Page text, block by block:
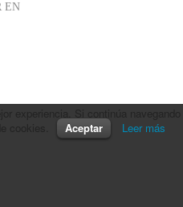
EN
cookies.
Aceptar Leer más